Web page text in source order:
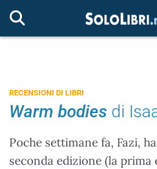
RECENSIONI DI LIBRI
Warm bodies di
Poche settimane fa, Fazi,
seconda edizione (la prima